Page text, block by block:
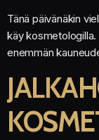
Tänä päivänäkin
käy
enemmän